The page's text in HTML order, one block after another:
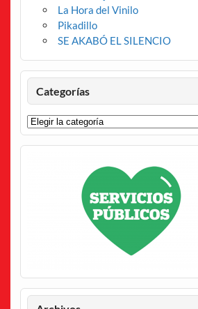
La Hora del Vinilo
Pikadillo
SE AKABÓ EL SILENCIO
Categorías
Categorías